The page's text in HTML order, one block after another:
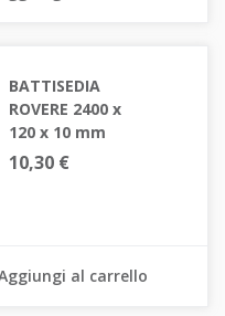
BATTISEDIA
ROVERE 2400 x
120 x 10 mm
10,30 €
al carrello